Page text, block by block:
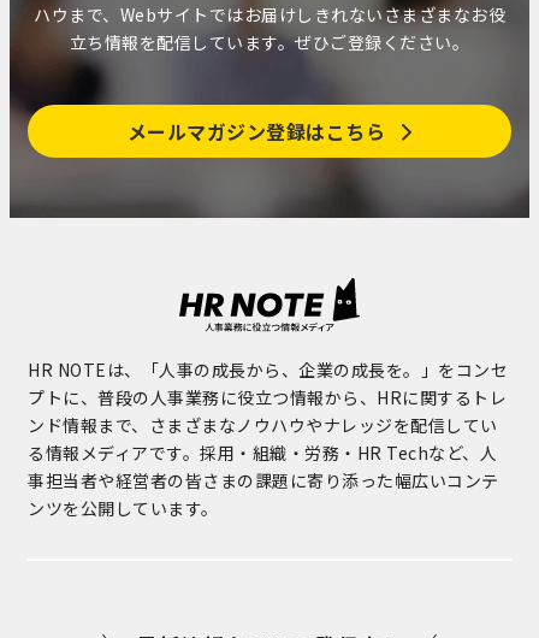
ハウまで、Webサイトではお届けしきれないさまざまなお役
立ち情報を配信しています。ぜひご登録ください。
メールマガジン登録はこちら
HR NOTEは、「人事の成長から、企業の成長を。」をコンセ
プトに、普段の人事業務に役立つ情報から、HRに関するトレ
ンド情報まで、さまざまなノウハウやナレッジを配信してい
る情報メディアです。採用・組織・労務・HR Techなど、人
事担当者や経営者の皆さまの課題に寄り添った幅広いコンテ
ンツを公開しています。